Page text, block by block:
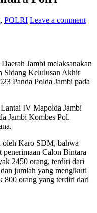
, POLRI Leave a comment
Jambi melaksanakan
Sidang Kelulusan Akhir
Panda Polda Jambi pada
IV Mapolda Jambi
Jambi Kombes Pol.
oleh Karo SDM, bahwa
penerimaan Calon Bintara
2450 orang, terdiri dari
jumlah yang mengikuti
800 orang yang terdiri dari